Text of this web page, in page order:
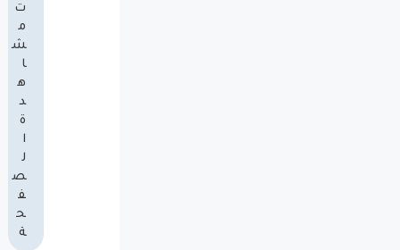
ت
م
ش
ا
ه
د
ة
ا
ل
ص
ف
ح
ة